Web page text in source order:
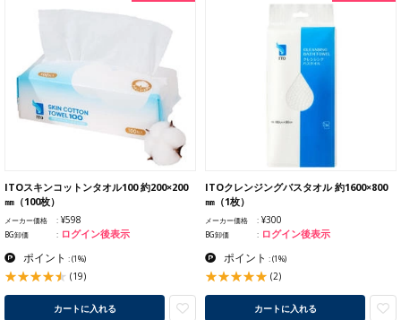
ITOスキンコットンタオル100 約200×200
㎜（100枚）
メーカー価格 ¥598
BG卸価 ログイン後表示
ポイント :(1%)
(19)
カートに入れる
ITOクレンジングバスタオル 約1600×800
㎜（1枚）
メーカー価格 ¥300
BG卸価 ログイン後表示
ポイント :(1%)
(2)
カートに入れる